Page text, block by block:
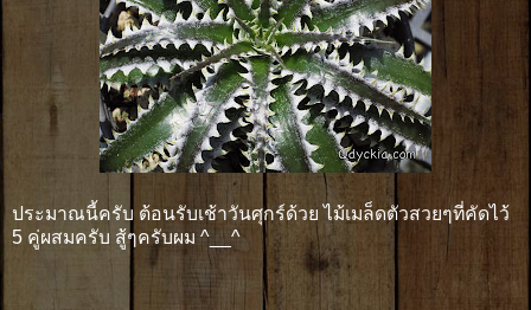
ประมาณนี้ครับ ต้อนรับเช้าวันศุกร์ด้วย ไม้เมล็ดตัวสวยๆที่คัดไว้
5 คู่ผสมครับ สู้ๆครับผม ^__^